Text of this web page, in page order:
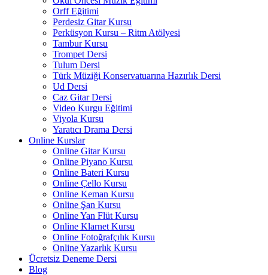
Orff Eğitimi
Perdesiz Gitar Kursu
Perküsyon Kursu – Ritm Atölyesi
Tambur Kursu
Trompet Dersi
Tulum Dersi
Türk Müziği Konservatuarına Hazırlık Dersi
Ud Dersi
Caz Gitar Dersi
Video Kurgu Eğitimi
Viyola Kursu
Yaratıcı Drama Dersi
Online Kurslar
Online Gitar Kursu
Online Piyano Kursu
Online Bateri Kursu
Online Çello Kursu
Online Keman Kursu
Online Şan Kursu
Online Yan Flüt Kursu
Online Klarnet Kursu
Online Fotoğrafçılık Kursu
Online Yazarlık Kursu
Ücretsiz Deneme Dersi
Blog